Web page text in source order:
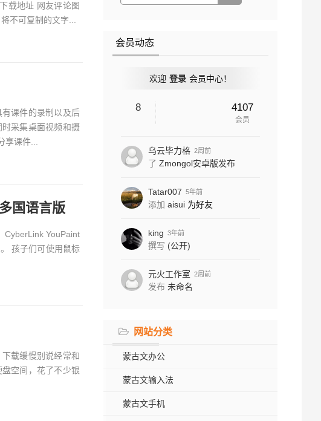
会员动态
欢迎 登录 会员中心！
8 4107
会员
乌云毕力格 2周前
了 Zmongol安卓版发布
Tatar007 5年前
添加 aisui 为好友
king 3年前
撰写 (公开)
元火工作室 2周前
发布 未命名
网站分类
蒙古文办公
蒙古文输入法
蒙古文手机
载地址 网友评论图
不可复制的文字...
课件的录制以及后
采集桌面视频和摄
课件...
国语言版
CyberLink YouPaint
孩子们可使用鼠标
载缓慢别说经常和
空间，花了不少银